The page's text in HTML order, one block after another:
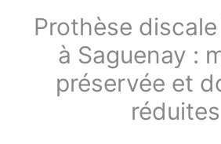
Prothèse
à Saguenay :
préservée et
réduites